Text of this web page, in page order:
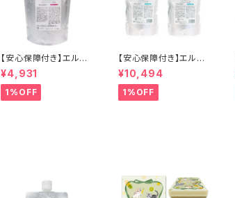
【安心保障付き】エルコ
ス（ELLCOS） キュプア
スカラーバター【チェリ
ーピンク】 700g トリー
トメントカラー カラー剤
¥4,931
1%OFF
【安心保障付き】エルコ
ス（ELLCOS） キュプア
スクリアクリーム 700g
2個セット ヘアケア シャ
ンプー トリートメント 正
¥10,494
1%OFF